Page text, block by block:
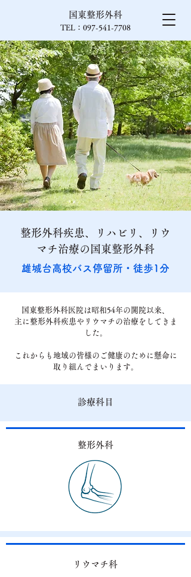
国東整形外科
TEL：097-541-7708
整形外科疾患、リハビリ、リウ
マチ治療の国東整形外科
雄城台高校バス停留所・徒歩1分
国東整形外科医院は昭和54年の開院以来、
主に整形外科疾患やリウマチの治療をしてきま
した。
これからも地域の皆様のご健康のために懸命に
取り組んでまいります。
​診療科目
整形外科
リウマチ科